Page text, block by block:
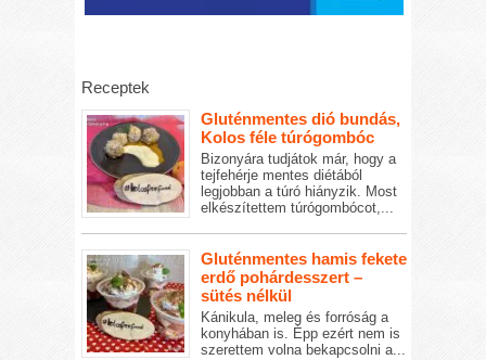
Receptek
Gluténmentes dió bundás,
Kolos féle túrógombóc
Bizonyára tudjátok már, hogy a
tejfehérje mentes diétából
legjobban a túró hiányzik. Most
elkészítettem túrógombócot,...
Gluténmentes hamis fekete
erdő pohárdesszert –
sütés nélkül
Kánikula, meleg és forróság a
konyhában is. Épp ezért nem is
szerettem volna bekapcsolni a...